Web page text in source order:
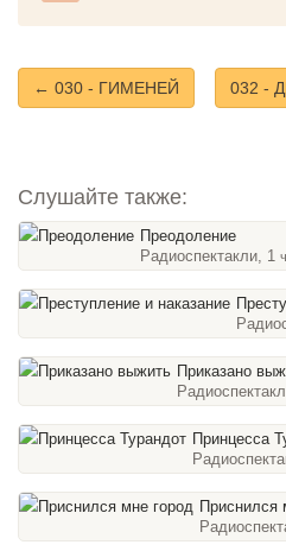
← 030 - ГИМЕНЕЙ 032 -
Слушайте также:
Преодоление
Радиоспектакли, 1
Приказано
Принцесса
Приснился